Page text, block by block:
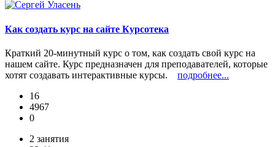
Как создать курс на сайте Курсотека
Краткий 20-минутный курс о том, как создать свой курс на
нашем сайте. Курс предназначен для преподавателей, которые
хотят создавать интерактивные курсы. подробнее...
16
4967
0
2 занятия